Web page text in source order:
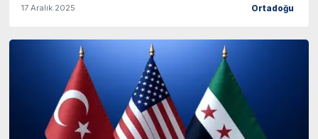
17 Aralık 2025 Ortadoğu